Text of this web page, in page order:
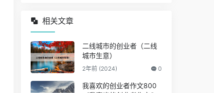
相关文章
二线城市的创业者（二线
城市生意）
2年前 (2024) 0
我喜欢的创业者作文800